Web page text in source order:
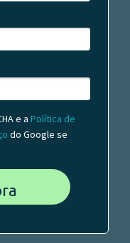
e a Política de
do Google se